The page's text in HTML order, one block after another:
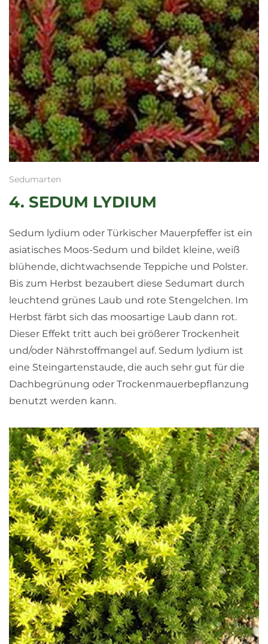
Sedumarten
4. SEDUM LYDIUM
Sedum lydium oder Türkischer Mauerpfeffer ist ein
asiatisches Moos-Sedum und bildet kleine, weiß
blühende, dichtwachsende Teppiche und Polster.
Bis zum Herbst bezaubert diese Sedumart durch
leuchtend grünes Laub und rote Stengelchen. Im
Herbst färbt sich das moosartige Laub dann rot.
Dieser Effekt tritt auch bei größerer Trockenheit
und/oder Nährstoffmangel auf. Sedum lydium ist
eine Steingartenstaude, die auch sehr gut für die
Dachbegrünung oder Trockenmauerbepflanzung
benutzt werden kann.